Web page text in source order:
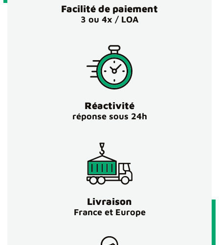
Facilité de paiement
3 ou 4x / LOA
Réactivité
réponse sous 24h
Livraison
France et Europe